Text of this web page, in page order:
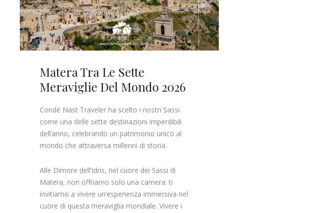
Matera Tra Le Sette
Meraviglie Del Mondo 2026
Condé Nast Traveler ha scelto i nostri Sassi
come una delle sette destinazioni imperdibili
dell’anno, celebrando un patrimonio unico al
mondo che attraversa millenni di storia.
Alle Dimore dell’Idris, nel cuore dei Sassi di
Matera, non offriamo solo una camera: ti
invitiamo a vivere un’esperienza immersiva nel
cuore di questa meraviglia mondiale. Vivere i